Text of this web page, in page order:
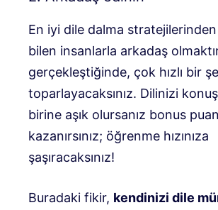
En iyi dile dalma
bilen insanlarla arkadaş
gerçekleştiğinde, çok hızlı bir
toparlayacaksınız. Dilinizi
birine aşık olursanız bonus puan
kazanırsınız; öğrenme hızınıza
şaşıracaksınız!
Buradaki fikir, kendinizi dile